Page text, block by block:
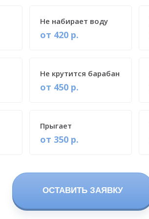
ОСТАВИТЬ ЗАЯВКУ
от 420 р.
Не набирает воду
от 450 р.
Не крутится барабан
от 350 р.
Прыгает